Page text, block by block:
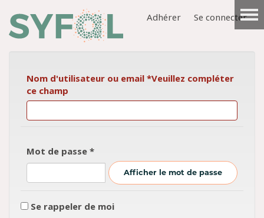
Adhérer Se connecter
Nom d'utilisateur ou email*Veuillez compléter
ce champ
Mot de passe*
Afficher le mot de passe
Se rappeler de moi